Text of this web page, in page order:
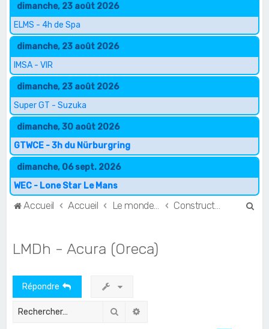
dimanche, 23 août 2026
ELMS - 4h de Spa
dimanche, 23 août 2026
IMSA - VIR
dimanche, 23 août 2026
Super GT - Suzuka
dimanche, 30 août 2026
GTWCE - 3h du Nürburgring
dimanche, 06 sept. 2026
WEC - Lone Star Le Mans
Accueil Accueil Constructeurs & Teams
LMDh - Acura (Oreca)
Répondre
Rechercher